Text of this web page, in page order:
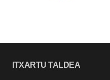
ITXARTU TALDEA